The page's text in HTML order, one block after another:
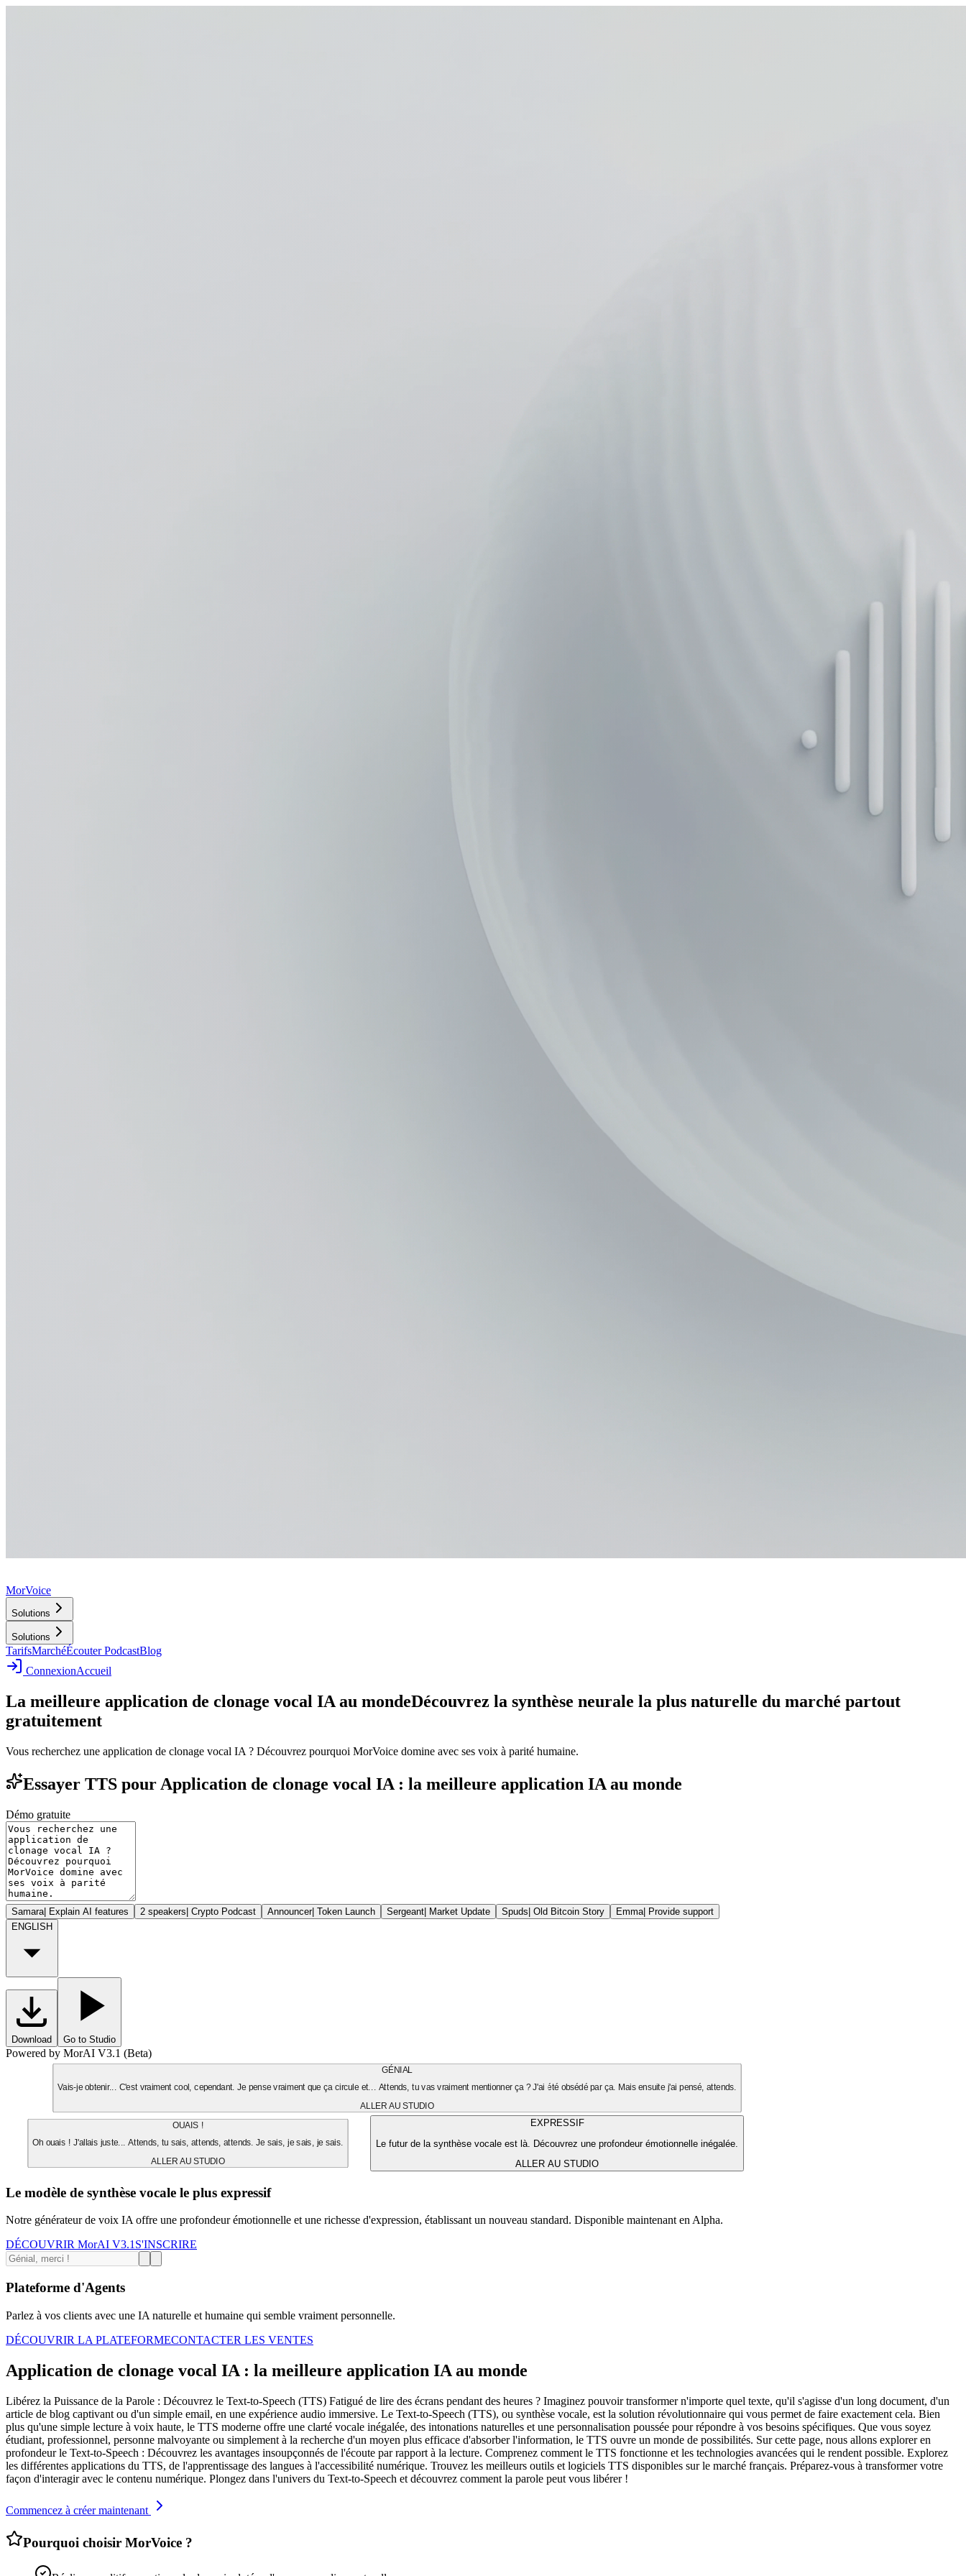
MorVoice
Solutions
Solutions
TarifsMarchéÉcouter PodcastBlog
ConnexionAccueil
La meilleure application de clonage vocal IA au mondeDécouvrez la synthèse neurale la plus naturelle du marché partout
gratuitement
Vous recherchez une application de clonage vocal IA ? Découvrez pourquoi MorVoice domine avec ses voix à parité humaine.
Essayer TTS pour Application de clonage vocal IA : la meilleure application IA au monde
Démo gratuite
Samara| Explain AI features 2 speakers| Crypto Podcast Announcer| Token Launch Sergeant| Market Update Spuds| Old Bitcoin Story Emma| Provide support
ENGLISH
Download Go to Studio
Powered by MorAI V3.1 (Beta)
GÉNIAL
Vais-je obtenir... C'est vraiment cool, cependant. Je pense vraiment que ça circule et... Attends, tu vas vraiment mentionner ça ? J'ai été obsédé par ça. Mais ensuite j'ai pensé, attends.
ALLER AU STUDIO
OUAIS !
Oh ouais ! J'allais juste... Attends, tu sais, attends, attends. Je sais, je sais, je sais.
ALLER AU STUDIO
EXPRESSIF
Le futur de la synthèse vocale est là. Découvrez une profondeur émotionnelle inégalée.
ALLER AU STUDIO
Le modèle de synthèse vocale le plus expressif
Notre générateur de voix IA offre une profondeur émotionnelle et une richesse d'expression, établissant un nouveau standard. Disponible maintenant en Alpha.
DÉCOUVRIR MorAI V3.1 S'INSCRIRE
Plateforme d'Agents
Parlez à vos clients avec une IA naturelle et humaine qui semble vraiment personnelle.
DÉCOUVRIR LA PLATEFORMECONTACTER LES VENTES
Application de clonage vocal IA : la meilleure application IA au monde
Libérez la Puissance de la Parole : Découvrez le Text-to-Speech (TTS) Fatigué de lire des écrans pendant des heures ? Imaginez pouvoir transformer n'importe quel texte, qu'il s'agisse d'un long document, d'un
article de blog captivant ou d'un simple email, en une expérience audio immersive. Le Text-to-Speech (TTS), ou synthèse vocale, est la solution révolutionnaire qui vous permet de faire exactement cela. Bien
plus qu'une simple lecture à voix haute, le TTS moderne offre une clarté vocale inégalée, des intonations naturelles et une personnalisation poussée pour répondre à vos besoins spécifiques. Que vous soyez
étudiant, professionnel, personne malvoyante ou simplement à la recherche d'un moyen plus efficace d'absorber l'information, le TTS ouvre un monde de possibilités. Sur cette page, nous allons explorer en
profondeur le Text-to-Speech : Découvrez les avantages insoupçonnés de l'écoute par rapport à la lecture. Comprenez comment le TTS fonctionne et les technologies avancées qui le rendent possible. Explorez
les différentes applications du TTS, de l'apprentissage des langues à l'accessibilité numérique. Trouvez les meilleurs outils et logiciels TTS disponibles sur le marché français. Préparez-vous à transformer votre
façon d'interagir avec le contenu numérique. Plongez dans l'univers du Text-to-Speech et découvrez comment la parole peut vous libérer !
Commencez à créer maintenant
Pourquoi choisir MorVoice ?